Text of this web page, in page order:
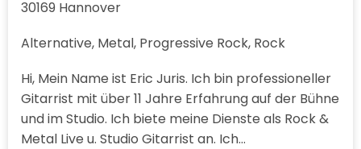
30169 Hannover
Alternative, Metal, Progressive Rock, Rock
Hi, Mein Name ist Eric Juris. Ich bin professioneller
Gitarrist mit über 11 Jahre Erfahrung auf der Bühne
und im Studio. Ich biete meine Dienste als Rock &
Metal Live u. Studio Gitarrist an. Ich…